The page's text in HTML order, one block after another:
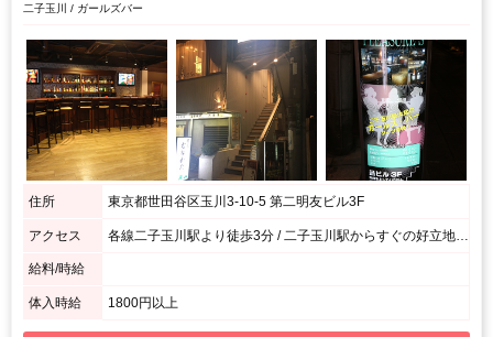
二子玉川 / ガールズバー
住所 東京都世田谷区玉川3-10-5 第二明友ビル3F
アクセス 各線二子玉川駅より徒歩3分 / 二子玉川駅からすぐの好立地です！
給料/時給
体入時給 1800円以上